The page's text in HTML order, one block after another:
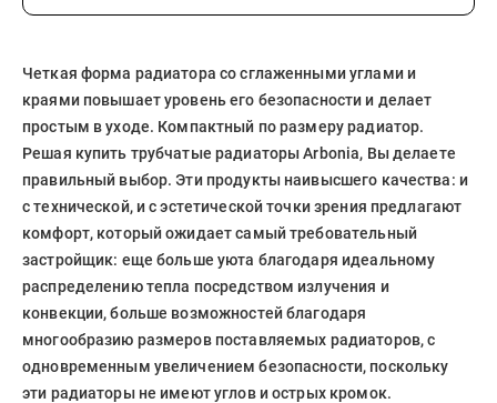
Четкая форма радиатора со сглаженными углами и
краями повышает уровень его безопасности и делает
простым в уходе. Компактный по размеру радиатор.
Решая купить трубчатые радиаторы Arbonia, Вы делаете
правильный выбор. Эти продукты наивысшего качества: и
с технической, и с эстетической точки зрения предлагают
комфорт, который ожидает самый требовательный
застройщик: еще больше уюта благодаря идеальному
распределению тепла посредством излучения и
конвекции, больше возможностей благодаря
многообразию размеров поставляемых радиаторов, с
одновременным увеличением безопасности, поскольку
эти радиаторы не имеют углов и острых кромок.